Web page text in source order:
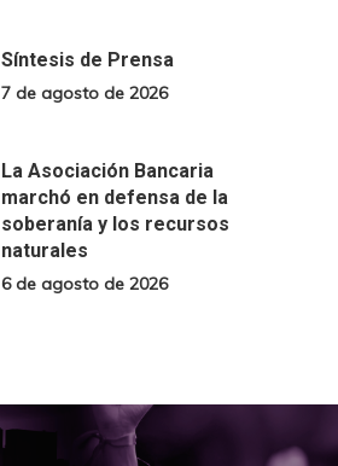
Síntesis de Prensa
7 de agosto de 2026
La Asociación Bancaria
marchó en defensa de la
soberanía y los recursos
naturales
6 de agosto de 2026